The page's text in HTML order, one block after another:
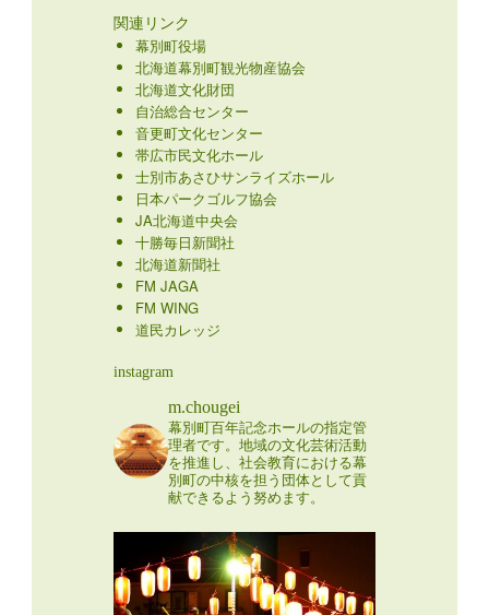
関連リンク
幕別町役場
北海道幕別町観光物産協会
北海道文化財団
自治総合センター
音更町文化センター
帯広市民文化ホール
士別市あさひサンライズホール
日本パークゴルフ協会
JA北海道中央会
十勝毎日新聞社
北海道新聞社
FM JAGA
FM WING
道民カレッジ
instagram
m.chougei
幕別町百年記念ホールの指定管
理者です。地域の文化芸術活動
を推進し、社会教育における幕
別町の中核を担う団体として貢
献できるよう努めます。